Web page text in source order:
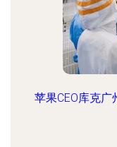
苹果CEO库克